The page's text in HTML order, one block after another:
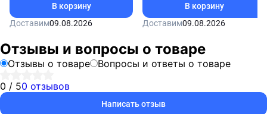
В корзину
Доставим09.08.2026
В корзину
Доставим09.08.2026
Отзывы и вопросы о товаре
Отзывы о товаре
Вопросы и ответы о товаре
0 / 50 отзывов
Написать отзыв